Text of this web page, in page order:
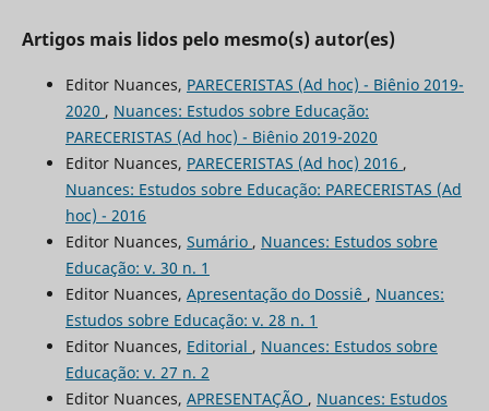
Artigos mais lidos pelo mesmo(s) autor(es)
Editor Nuances, PARECERISTAS (Ad hoc) - Biênio 2019-
2020 , Nuances: Estudos sobre Educação:
PARECERISTAS (Ad hoc) - Biênio 2019-2020
Editor Nuances, PARECERISTAS (Ad hoc) 2016 ,
Nuances: Estudos sobre Educação: PARECERISTAS (Ad
hoc) - 2016
Editor Nuances, Sumário , Nuances: Estudos sobre
Educação: v. 30 n. 1
Editor Nuances, Apresentação do Dossiê , Nuances:
Estudos sobre Educação: v. 28 n. 1
Editor Nuances, Editorial , Nuances: Estudos sobre
Educação: v. 27 n. 2
Editor Nuances, APRESENTAÇÃO , Nuances: Estudos